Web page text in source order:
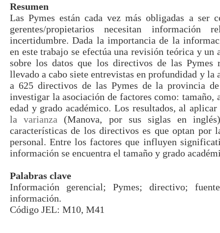
Resumen
Las Pymes están cada vez más obligadas a ser
gerentes/propietarios necesitan información
incertidumbre. Dada la importancia de la
en este trabajo se efectúa una revisión teórica y un
sobre los datos que los directivos de las Pymes
llevado a cabo siete entrevistas en profundidad y la
a 625 directivos de las Pymes de la provincia de
investigar la asociación de factores como: tamaño,
edad y grado académico. Los resultados, al
la
varianza
(Manova, por sus siglas en
características de los directivos es que optan por
personal. Entre los factores que influyen
información se encuentra el tamaño y grado
Palabras clave
Información gerencial; Pymes; directivo;
información.
Código JEL: M10, M41